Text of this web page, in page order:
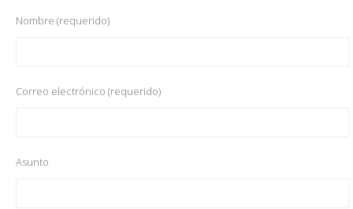
Nombre (requerido)
Correo electrónico (requerido)
Asunto